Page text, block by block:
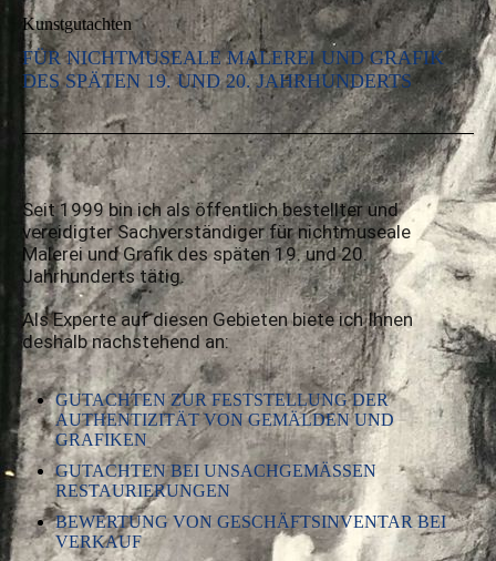
Kunstgutachten
FÜR NICHTMUSEALE MALEREI UND GRAFIK
DES SPÄTEN 19. UND 20. JAHRHUNDERTS
Seit 1999 bin ich als öffentlich bestellter und
vereidigter Sachverständiger für nichtmuseale
Malerei undGrafik des späten 19. und 20.
Jahrhunderts tätig.
Als Experte auf diesen Gebieten biete ich Ihnen
deshalb nachstehend an:
GUTACHTEN ZUR FESTSTELLUNG DER
AUTHENTIZITÄT VON GEMÄLDEN UND
GRAFIKEN
GUTACHTEN BEI UNSACHGEMÄSSEN
RESTAURIERUNGEN
BEWERTUNG VON GESCHÄFTSINVENTAR BEI
VERKAUF